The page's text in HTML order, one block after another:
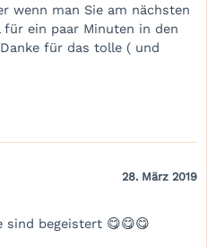
wenn man Sie am nächsten
für ein paar Minuten in den
für das tolle ( und
28. März 2019
sind begeistert 😋😋😋